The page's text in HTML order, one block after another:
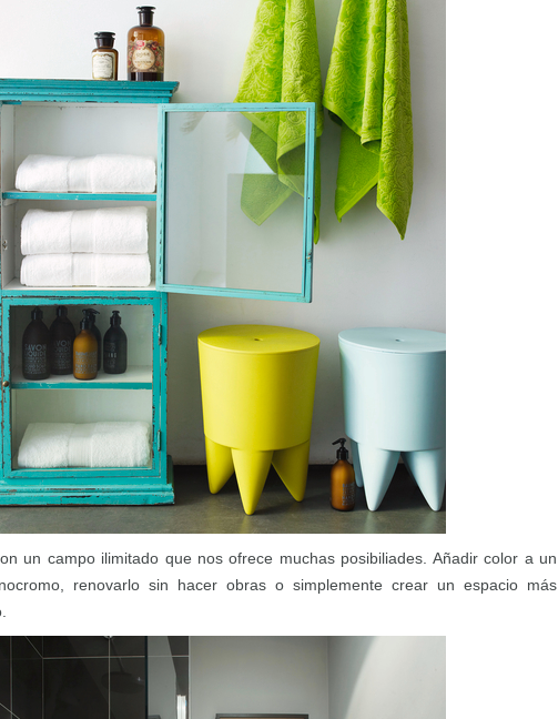
un campo ilimitado que nos ofrece muchas posibiliades. Añadir color a un
renovarlo sin hacer obras o simplemente crear un espacio más